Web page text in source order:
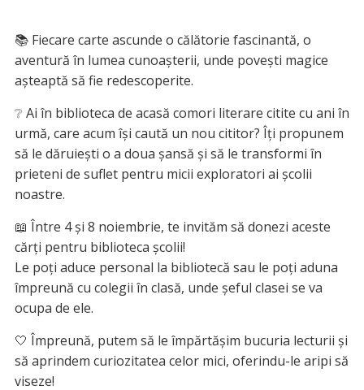
📚 Fiecare carte ascunde o călătorie fascinantă, o
aventură în lumea cunoașterii, unde povești magice
așteaptă să fie redescoperite.
❔ Ai în biblioteca de acasă comori literare citite cu ani în
urmă, care acum își caută un nou cititor? Îți propunem
să le dăruiești o a doua șansă și să le transformi în
prieteni de suflet pentru micii exploratori ai școlii
noastre.
📖 Între 4 și 8 noiembrie, te invităm să donezi aceste
cărți pentru biblioteca școlii!
Le poți aduce personal la bibliotecă sau le poți aduna
împreună cu colegii în clasă, unde șeful clasei se va
ocupa de ele.
🤍 Împreună, putem să le împărtășim bucuria lecturii și
să aprindem curiozitatea celor mici, oferindu-le aripi să
viseze!